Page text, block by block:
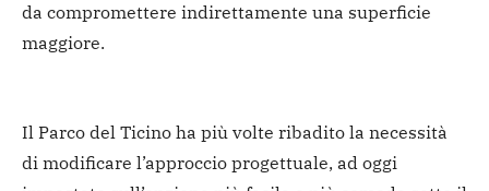
da compromettere indirettamente una superficie
maggiore.
Il Parco del Ticino ha più volte ribadito la necessità
di modificare l’approccio progettuale, ad oggi